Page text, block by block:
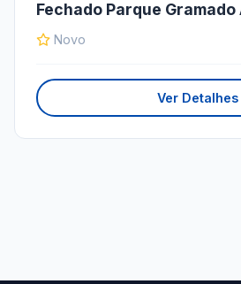
Fechado Parque
Novo
Ver Detalhes